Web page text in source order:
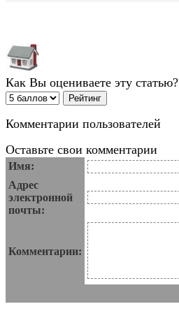
Как Вы оцениваете эту статью?
Комментарии пользователей
Оставьте свои комментарии
Имя:
Адрес
электронной
почты:
Комментарии: